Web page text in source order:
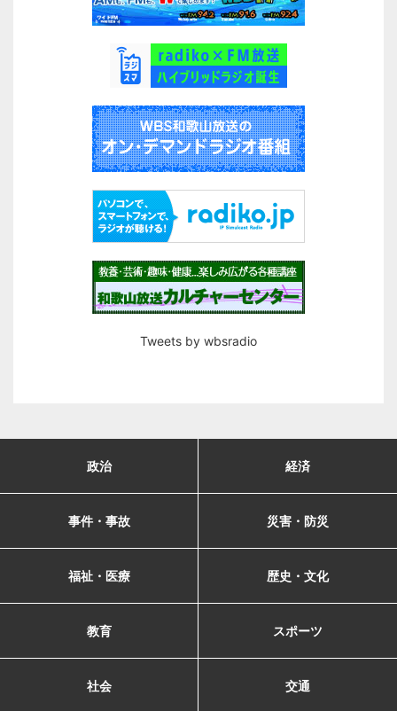
Tweets by wbsradio
政治 経済
事件・事故 災害・防災
福祉・医療 歴史・文化
教育 スポーツ
社会 交通